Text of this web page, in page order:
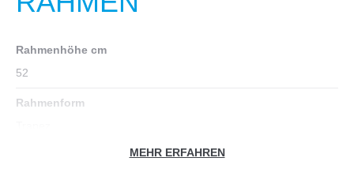
Rahmenhöhe cm
52
Rahmenform
MEHR ERFAHREN